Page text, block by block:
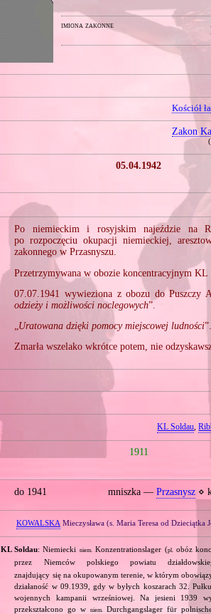
imiona zakonne
Kościół
Zakon
(
05.04.1942
Po niemieckim i rosyjskim najeździe na
po rozpoczęciu okupacji niemieckiej,
zakonnego w Przasnyszu.
Przetrzymywana w obozie koncentracyjnym KL
07.07.1941 wywieziona z obozu do Puszczy
odzieży i możliwości noclegowych”.
Uratowana dzięki pomocy miejscowej ludności
Zmarła wszelako wkrótce potem, nie
KL Soldau,
1911
do 1941 mniszka — Przasnysz⋄
KOWALSKA Mieczysława (s. Maria Teresa od Dzieciątka
KL Soldau: Niemiecki niem. Konzentrationslager (pl. obóz
przez Niemców polskiego powiatu
znajdujący się na okupowanym terenie, w którym
działaność w 09.1939, gdy w byłych koszarach 32.
wojennych kampanii wrześniowej. Na jesieni 1939
przekształcono go w
niem. Durchgangslager für